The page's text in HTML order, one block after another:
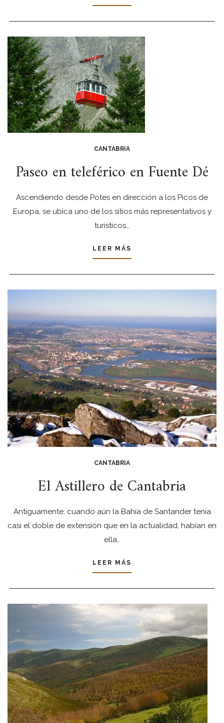
CANTABRIA
Paseo en teleférico en Fuente Dé
Ascendiendo desde Potes en dirección a los Picos de
Europa, se ubica uno de los sitios más representativos y
turísticos…
LEER MÁS
CANTABRIA
El Astillero de Cantabria
Antiguamente, cuando aún la Bahía de Santander tenía
casi el doble de extensión que en la actualidad, habían en
ella…
LEER MÁS